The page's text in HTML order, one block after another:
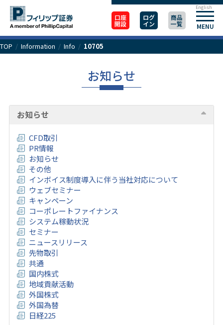
口座
開設
ログ
イン
商品
一覧 MENU
English
TOP / Information / Info / 10705
お知らせ
お知らせ
CFD取引
PR情報
お知らせ
その他
インボイス制度導入に伴う当社対応について
ウェブセミナー
キャンペーン
コーポレートファイナンス
システム稼動状況
セミナー
ニュースリリース
先物取引
共通
国内株式
地域貢献活動
外国株式
外国為替
日経225